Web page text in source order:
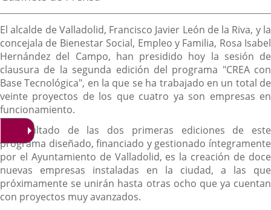
externa.externa.
noticia
la
noticia
Descripción
El alcalde de Valladolid, Francisco Javier León de la Riva, y la
concejala de Bienestar Social, Empleo y Familia, Rosa Isabel
Hernández del Campo, han presidido hoy la sesión de
clausura de la segunda edición del programa "CREA con
Base Tecnológica", en la que se ha trabajado en un total de
veinte proyectos de los que cuatro ya son empresas en
funcionamiento.
El resultado de las dos primeras ediciones de este
programa diseñado, financiado y gestionado íntegramente
por el Ayuntamiento de Valladolid, es la creación de doce
nuevas empresas instaladas en la ciudad, a las que
próximamente se unirán hasta otras ocho que ya cuentan
con proyectos muy avanzados.